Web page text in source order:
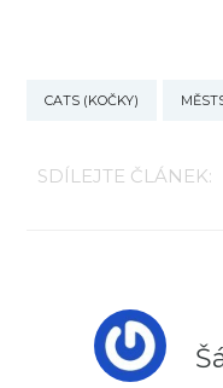
CATS (KOČKY)
SDÍLEJTE ČLÁNEK: